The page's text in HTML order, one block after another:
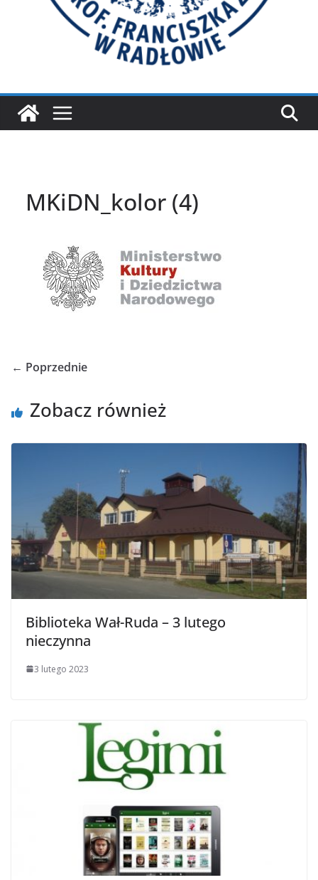
MKiDN_kolor (4)
← Poprzednie
Zobacz również
Biblioteka Wał-Ruda – 3 lutego
nieczynna
3 lutego 2023